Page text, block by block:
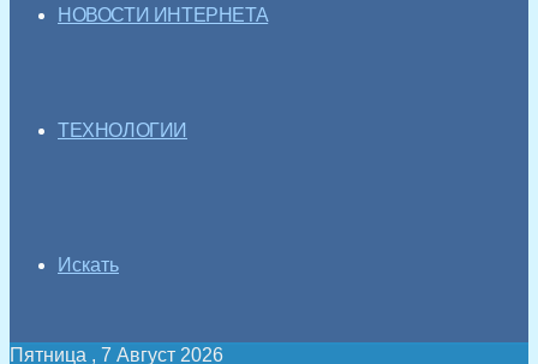
НОВОСТИ ИНТЕРНЕТА
ТЕХНОЛОГИИ
Искать
Пятница , 7 Август 2026